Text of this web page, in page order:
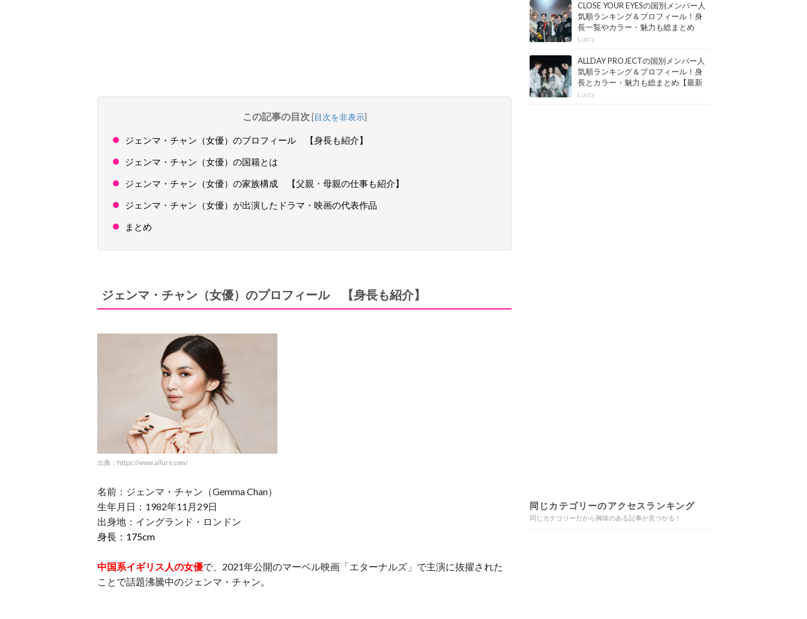
この記事の目次 [目次を非表示]
ジェンマ・チャン（女優）のプロフィール 【身長も紹介】
ジェンマ・チャン（女優）の国籍とは
ジェンマ・チャン（女優）の家族構成 【父親・母親の仕事も紹介】
ジェンマ・チャン（女優）が出演したドラマ・映画の代表作品
まとめ
ジェンマ・チャン（女優）のプロフィール 【身長も紹介】
出典：https://www.allure.com/
名前：ジェンマ・チャン（Gemma Chan）
生年月日：1982年11月29日
出身地：イングランド・ロンドン
身長：175cm
中国系イギリス人の女優で、2021年公開のマーベル映画「エターナルズ」で主演に抜擢された
ことで話題沸騰中のジェンマ・チャン。
CLOSE YOUR EYESの国別メンバー人
気順ランキング＆プロフィール！身
長一覧やカラー・魅力も総まとめ
【最新版】
Luccy
ALLDAY PROJECTの国別メンバー人
気順ランキング＆プロフィール！身
長とカラー・魅力も総まとめ【最新
版】
Luccy
同じカテゴリーのアクセスランキング
同じカテゴリーだから興味のある記事が見つかる！